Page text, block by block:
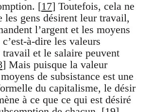
[17] Toutefois, cela ne
les gens désirent leur travail,
l’argent et les moyens
à-dire les valeurs
travail et le salaire peuvent
] Mais puisque la valeur
de subsistance est une
du capitalisme, le désir
à ce que ce qui est désiré